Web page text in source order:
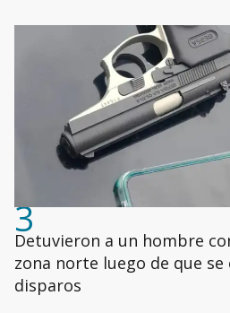
3
Detuvieron a un hombre
zona norte luego de que se
disparos